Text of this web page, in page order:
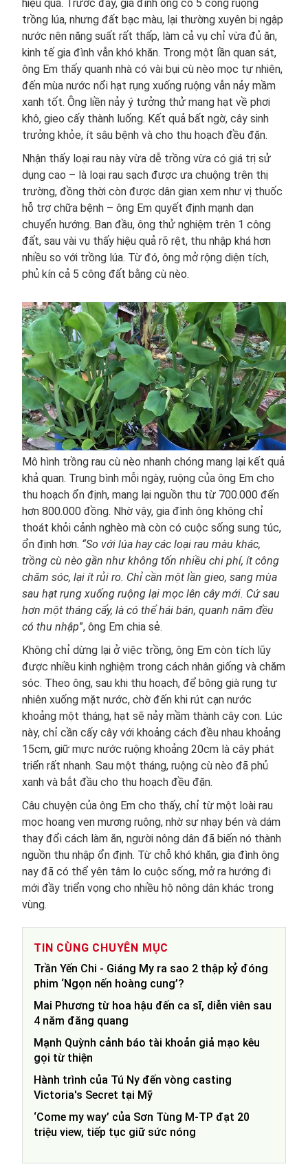
hiệu quả. Trước đây, gia đình ông có 5 công ruộng
trồng lúa, nhưng đất bạc màu, lại thường xuyên bị ngập
nước nên năng suất rất thấp, làm cả vụ chỉ vừa đủ ăn,
kinh tế gia đình vẫn khó khăn. Trong một lần quan sát,
ông Em thấy quanh nhà có vài bụi cù nèo mọc tự nhiên,
đến mùa nước nổi hạt rụng xuống ruộng vẫn nảy mầm
xanh tốt. Ông liền nảy ý tưởng thử mang hạt về phơi
khô, gieo cấy thành luống. Kết quả bất ngờ, cây sinh
trưởng khỏe, ít sâu bệnh và cho thu hoạch đều đặn.
Nhận thấy loại rau này vừa dễ trồng vừa có giá trị sử
dụng cao – là loại rau sạch được ưa chuộng trên thị
trường, đồng thời còn được dân gian xem như vị thuốc
hỗ trợ chữa bệnh – ông Em quyết định mạnh dạn
chuyển hướng. Ban đầu, ông thử nghiệm trên 1 công
đất, sau vài vụ thấy hiệu quả rõ rệt, thu nhập khá hơn
nhiều so với trồng lúa. Từ đó, ông mở rộng diện tích,
phủ kín cả 5 công đất bằng cù nèo.
Mô hình trồng rau cù nèo nhanh chóng mang lại kết quả
khả quan. Trung bình mỗi ngày, ruộng của ông Em cho
thu hoạch ổn định, mang lại nguồn thu từ 700.000 đến
hơn 800.000 đồng. Nhờ vậy, gia đình ông không chỉ
thoát khỏi cảnh nghèo mà còn có cuộc sống sung túc,
ổn định hơn. “So với lúa hay các loại rau màu khác,
trồng cù nèo gần như không tốn nhiều chi phí, ít công
chăm sóc, lại ít rủi ro. Chỉ cần một lần gieo, sang mùa
sau hạt rụng xuống ruộng lại mọc lên cây mới. Cứ sau
hơn một tháng cấy, là có thể hái bán, quanh năm đều
có thu nhập”, ông Em chia sẻ.
Không chỉ dừng lại ở việc trồng, ông Em còn tích lũy
được nhiều kinh nghiệm trong cách nhân giống và chăm
sóc. Theo ông, sau khi thu hoạch, để bông già rụng tự
nhiên xuống mặt nước, chờ đến khi rút cạn nước
khoảng một tháng, hạt sẽ nảy mầm thành cây con. Lúc
này, chỉ cần cấy cây với khoảng cách đều nhau khoảng
15cm, giữ mực nước ruộng khoảng 20cm là cây phát
triển rất nhanh. Sau một tháng, ruộng cù nèo đã phủ
xanh và bắt đầu cho thu hoạch đều đặn.
Câu chuyện của ông Em cho thấy, chỉ từ một loài rau
mọc hoang ven mương ruộng, nhờ sự nhạy bén và dám
thay đổi cách làm ăn, người nông dân đã biến nó thành
nguồn thu nhập ổn định. Từ chỗ khó khăn, gia đình ông
nay đã có thể yên tâm lo cuộc sống, mở ra hướng đi
mới đầy triển vọng cho nhiều hộ nông dân khác trong
vùng.
TIN CÙNG CHUYÊN MỤC
Trần Yến Chi - Giáng My ra sao 2 thập kỷ đóng
phim ‘Ngọn nến hoàng cung’?
Mai Phương từ hoa hậu đến ca sĩ, diễn viên sau
4 năm đăng quang
Mạnh Quỳnh cảnh báo tài khoản giả mạo kêu
gọi từ thiện
Hành trình của Tú Ny đến vòng casting
Victoria's Secret tại Mỹ
‘Come my way’ của Sơn Tùng M-TP đạt 20
triệu view, tiếp tục giữ sức nóng